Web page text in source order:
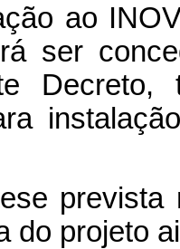
ao
ser
do projeto